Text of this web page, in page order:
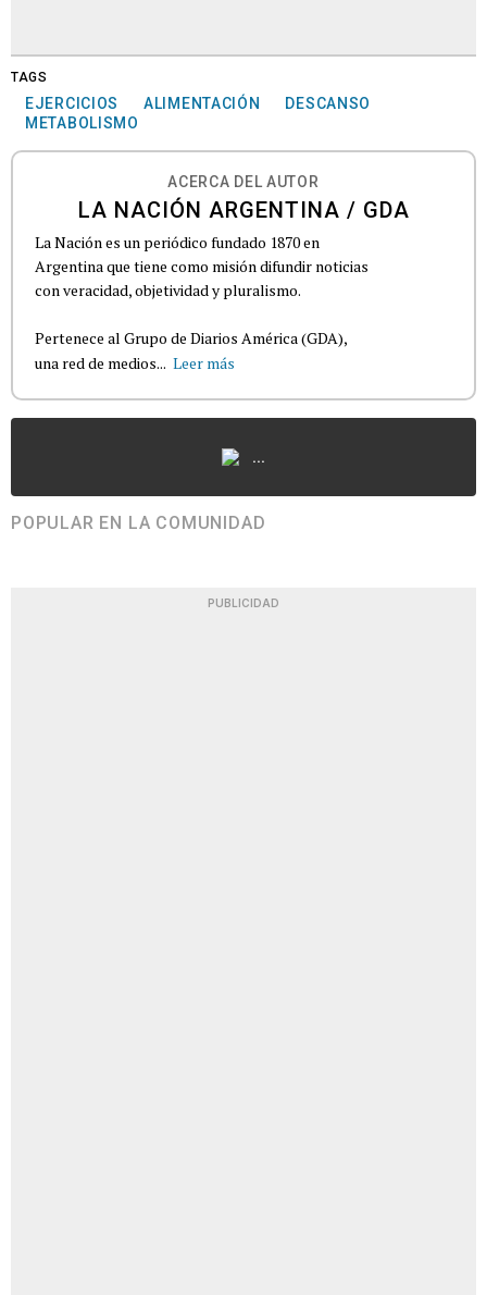
TAGS
EJERCICIOS ALIMENTACIÓN
DESCANSO
METABOLISMO
ACERCA DEL AUTOR
LA NACIÓN ARGENTINA / GDA
La Nación es un periódico fundado 1870 en
Argentina que tiene como misión difundir noticias
con veracidad, objetividad y pluralismo.
Pertenece al Grupo de Diarios América (GDA),
una red de medios... Leer más
...
POPULAR EN LA COMUNIDAD
PUBLICIDAD